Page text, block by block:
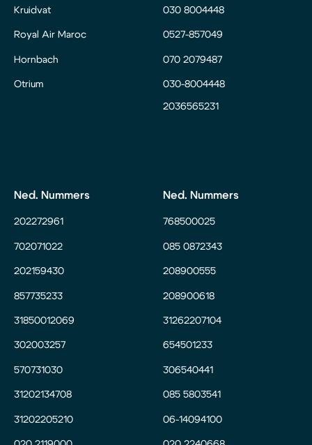
Kruidvat
Royal Air Maroc
Hornbach
Otrium
030 8004448
0527-857049
070 2079487
030-8004448
2036565231
Ned. Nummers
202272961
702071022
202159430
857735233
31850012069
302003257
570731030
31202134708
31202205210
Ned. Nummers
768500025
085 0872343
208900555
208900618
31262207104
654501233
306540441
085 5803541
06-14094100